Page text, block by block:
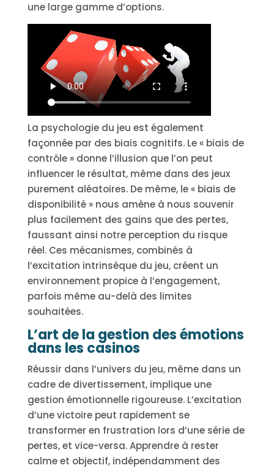
une large gamme d’options.
La psychologie du jeu est également
façonnée par des biais cognitifs. Le « biais de
contrôle » donne l’illusion que l’on peut
influencer le résultat, même dans des jeux
purement aléatoires. De même, le « biais de
disponibilité » nous amène à nous souvenir
plus facilement des gains que des pertes,
faussant ainsi notre perception du risque
réel. Ces mécanismes, combinés à
l’excitation intrinsèque du jeu, créent un
environnement propice à l’engagement,
parfois même au-delà des limites
souhaitées.
L’art de la gestion des émotions
dans les casinos
Réussir dans l’univers du jeu, même dans un
cadre de divertissement, implique une
gestion émotionnelle rigoureuse. L’excitation
d’une victoire peut rapidement se
transformer en frustration lors d’une série de
pertes, et vice-versa. Apprendre à rester
calme et objectif, indépendamment des